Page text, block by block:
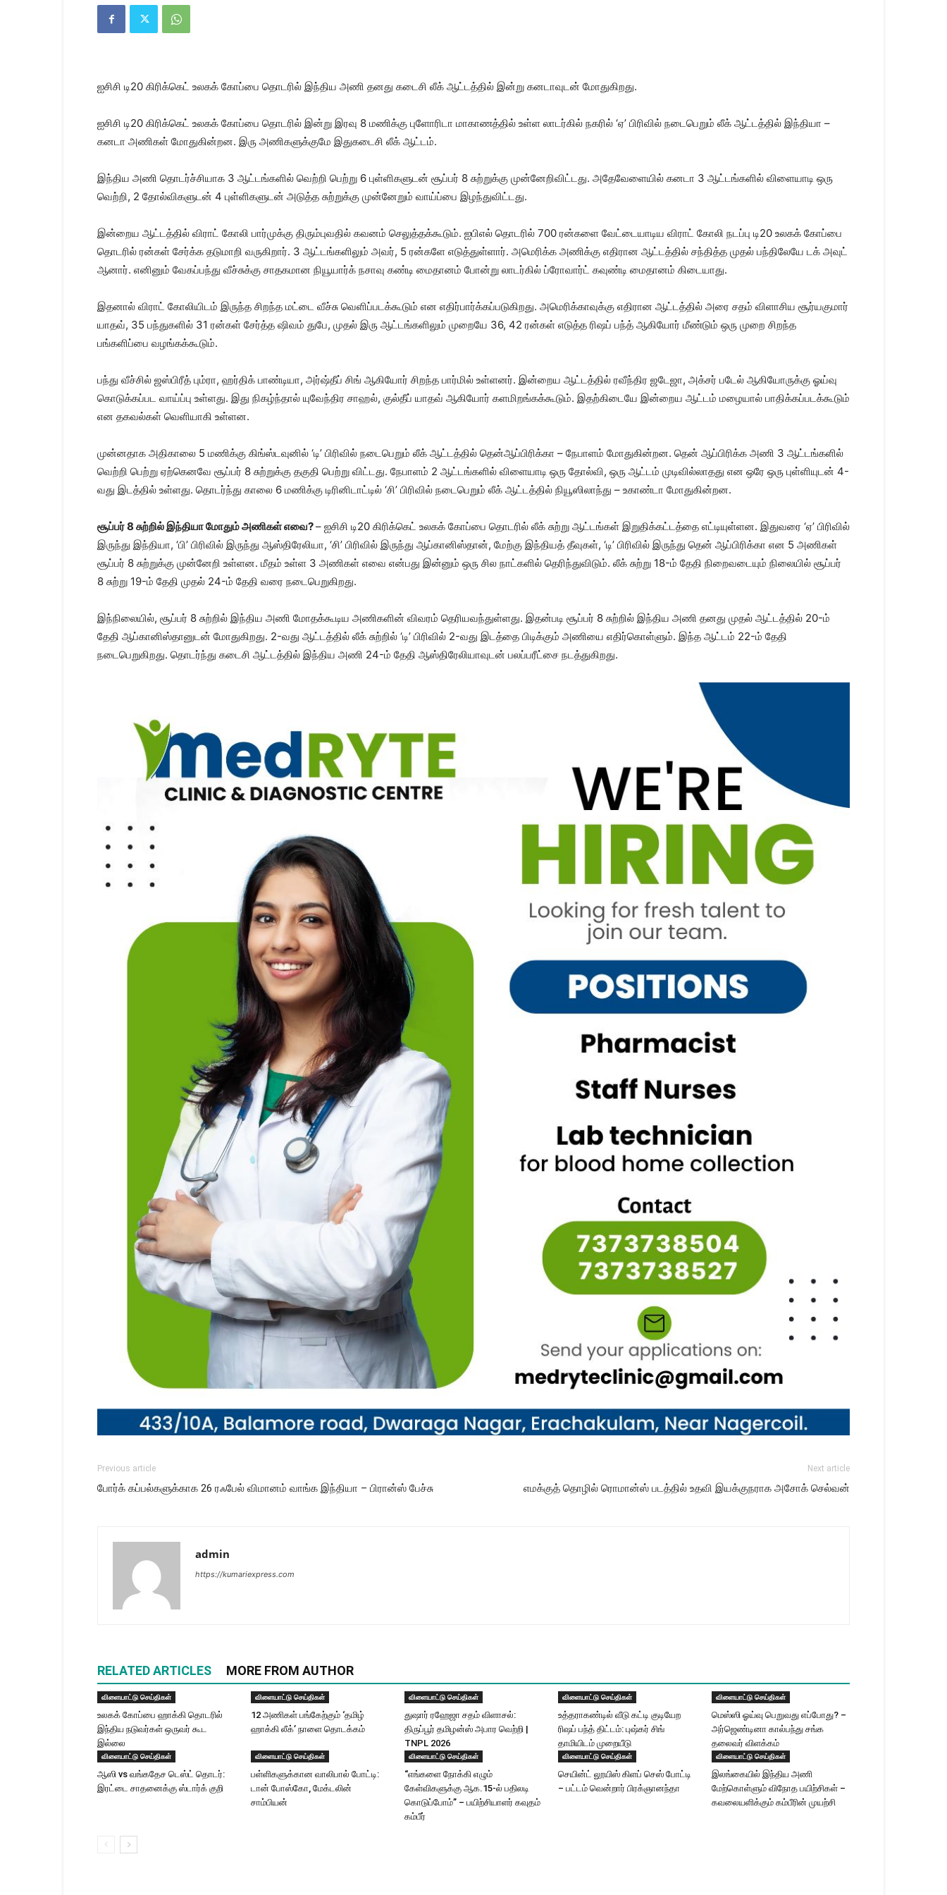
|
News
ஐசிசி டி20 கிரிக்கெட் உலகக் கோப்பை தொடரில் இந்திய அணி தனது கடைசி லீக் ஆட்டத்தில் இன்று கனடாவுடன் மோதுகிறது.
ஐசிசி டி20 கிரிக்கெட் உலகக் கோப்பை தொடரில் இன்று இரவு 8 மணிக்கு புளோரிடா மாகாணத்தில் உள்ள லாடர்கில் நகரில் ‘ஏ’ பிரிவில் நடைபெறும் லீக் ஆட்டத்தில் இந்தியா –
கனடா அணிகள் மோதுகின்றன. இரு அணிகளுக்குமே இதுகடைசி லீக் ஆட்டம்.
இந்திய அணி தொடர்ச்சியாக 3 ஆட்டங்களில் வெற்றி பெற்று 6 புள்ளிகளுடன் சூப்பர் 8 சுற்றுக்கு முன்னேறிவிட்டது. அதேவேளையில் கனடா 3 ஆட்டங்களில் விளையாடி ஒரு
வெற்றி, 2 தோல்விகளுடன் 4 புள்ளிகளுடன் அடுத்த சுற்றுக்கு முன்னேறும் வாய்ப்பை இழந்துவிட்டது.
இன்றைய ஆட்டத்தில் விராட் கோலி பார்முக்கு திரும்புவதில் கவனம் செலுத்தக்கூடும். ஐபிஎல் தொடரில் 700 ரன்களை வேட்டையாடிய விராட் கோலி நடப்பு டி20 உலகக் கோப்பை
தொடரில் ரன்கள் சேர்க்க தடுமாறி வருகிறார். 3 ஆட்டங்களிலும் அவர், 5 ரன்களே எடுத்துள்ளார். அமெரிக்க அணிக்கு எதிரான ஆட்டத்தில் சந்தித்த முதல் பந்திலேயே டக் அவுட்
ஆனார். எனினும் வேகப்பந்து வீச்சுக்கு சாதகமான நியூயார்க் நசாவு கண்டி மைதானம் போன்று லாடர்கில் ப்ரோவார்ட் கவுண்டி மைதானம் கிடையாது.
இதனால் விராட் கோலியிடம் இருந்த சிறந்த மட்டை வீச்சு வெளிப்படக்கூடும் என எதிர்பார்க்கப்படுகிறது. அமெரிக்காவுக்கு எதிரான ஆட்டத்தில் அரை சதம் விளாசிய சூர்யகுமார்
யாதவ், 35 பந்துகளில் 31 ரன்கள் சேர்த்த ஷிவம் துபே, முதல் இரு ஆட்டங்களிலும் முறையே 36, 42 ரன்கள் எடுத்த ரிஷப் பந்த் ஆகியோர் மீண்டும் ஒரு முறை சிறந்த
பங்களிப்பை வழங்கக்கூடும்.
பந்து வீச்சில் ஜஸ்பிரீத் பும்ரா, ஹர்திக் பாண்டியா, அர்ஷ்தீப் சிங் ஆகியோர் சிறந்த பார்மில் உள்ளனர். இன்றைய ஆட்டத்தில் ரவீந்திர ஜடேஜா, அக்சர் படேல் ஆகியோருக்கு ஓய்வு
கொடுக்கப்பட வாய்ப்பு உள்ளது. இது நிகழ்ந்தால் யுவேந்திர சாஹல், குல்தீப் யாதவ் ஆகியோர் களமிறங்கக்கூடும். இதற்கிடையே இன்றைய ஆட்டம் மழையால் பாதிக்கப்படக்கூடும்
என தகவல்கள் வெளியாகி உள்ளன.
முன்னதாக அதிகாலை 5 மணிக்கு கிங்ஸ்டவுனில் ‘டி’ பிரிவில் நடைபெறும் லீக் ஆட்டத்தில் தென்ஆப்பிரிக்கா – நேபாளம் மோதுகின்றன. தென் ஆப்பிரிக்க அணி 3 ஆட்டங்களில்
வெற்றி பெற்று ஏற்கெனவே சூப்பர் 8 சுற்றுக்கு தகுதி பெற்று விட்டது. நேபாளம் 2 ஆட்டங்களில் விளையாடி ஒரு தோல்வி, ஒரு ஆட்டம் முடிவில்லாதது என ஒரே ஒரு புள்ளியுடன் 4-
வது இடத்தில் உள்ளது. தொடர்ந்து காலை 6 மணிக்கு டிரினிடாட்டில் ‘சி’ பிரிவில் நடைபெறும் லீக் ஆட்டத்தில் நியூஸிலாந்து – உகாண்டா மோதுகின்றன.
சூப்பர் 8 சுற்றில் இந்தியா மோதும் அணிகள் எவை?– ஐசிசி டி20 கிரிக்கெட் உலகக் கோப்பை தொடரில் லீக் சுற்று ஆட்டங்கள் இறுதிக்கட்டத்தை எட்டியுள்ளன. இதுவரை ‘ஏ’ பிரிவில்
இருந்து இந்தியா, ‘பி’ பிரிவில் இருந்து ஆஸ்திரேலியா, ‘சி’ பிரிவில் இருந்து ஆப்கானிஸ்தான், மேற்கு இந்தியத் தீவுகள், ‘டி’ பிரிவில் இருந்து தென் ஆப்பிரிக்கா என 5 அணிகள்
சூப்பர் 8 சுற்றுக்கு முன்னேறி உள்ளன. மீதம் உள்ள 3 அணிகள் எவை என்பது இன்னும் ஒரு சில நாட்களில் தெரிந்துவிடும். லீக் சுற்று 18-ம் தேதி நிறைவடையும் நிலையில் சூப்பர்
8 சுற்று 19-ம் தேதி முதல் 24-ம் தேதி வரை நடைபெறுகிறது.
இந்நிலையில், சூப்பர் 8 சுற்றில் இந்திய அணி மோதக்கூடிய அணிகளின் விவரம் தெரியவந்துள்ளது. இதன்படி சூப்பர் 8 சுற்றில் இந்திய அணி தனது முதல் ஆட்டத்தில் 20-ம்
தேதி ஆப்கானிஸ்தானுடன் மோதுகிறது. 2-வது ஆட்டத்தில் லீக் சுற்றில் ‘டி’ பிரிவில் 2-வது இடத்தை பிடிக்கும் அணியை எதிர்கொள்ளும். இந்த ஆட்டம் 22-ம் தேதி
நடைபெறுகிறது. தொடர்ந்து கடைசி ஆட்டத்தில் இந்திய அணி 24-ம் தேதி ஆஸ்திரேலியாவுடன் பலப்பரீட்சை நடத்துகிறது.
Previous article
போர்க் கப்பல்களுக்காக 26 ரஃபேல் விமானம் வாங்க இந்தியா – பிரான்ஸ் பேச்சு
Next article
எமக்குத் தொழில் ரொமான்ஸ் படத்தில் உதவி இயக்குநராக அசோக் செல்வன்
admin
https://kumariexpress.com
RELATED ARTICLES MORE FROM AUTHOR
விளையாட்டு செய்திகள்
உலகக் கோப்பை ஹாக்கி தொடரில்
இந்திய நடுவர்கள் ஒருவர் கூட
இல்லை
விளையாட்டு செய்திகள்
12 அணிகள் பங்கேற்கும் ‘தமிழ்
ஹாக்கி லீக்’ நாளை தொடக்கம்
விளையாட்டு செய்திகள்
துஷார் ரஹேஜா சதம் விளாசல்:
திருப்பூர் தமிழன்ஸ் அபார வெற்றி |
TNPL 2026
விளையாட்டு செய்திகள்
உத்தராகண்டில் வீடு கட்டி குடியேற
ரிஷப் பந்த் திட்டம்: புஷ்கர் சிங்
தாமியிடம் முறையீடு
விளையாட்டு செய்திகள்
மெஸ்ஸி ஓய்வு பெறுவது எப்போது? –
அர்ஜெண்டினா கால்பந்து சங்க
தலைவர் விளக்கம்
விளையாட்டு செய்திகள்
ஆஸி vs வங்கதேச டெஸ்ட் தொடர்:
இரட்டை சாதனைக்கு ஸ்டார்க் குறி
விளையாட்டு செய்திகள்
பள்ளிகளுக்கான வாலிபால் போட்டி:
டான் போஸ்கோ, மேக்டலின்
சாம்பியன்
விளையாட்டு செய்திகள்
“எங்களை நோக்கி எழும்
கேள்விகளுக்கு ஆக.15-ல் பதிலடி
கொடுப்போம்” – பயிற்சியாளர் கவுதம்
கம்பீர்
விளையாட்டு செய்திகள்
செயின்ட் லூயிஸ் கிளப் செஸ் போட்டி
– பட்டம் வென்றார் பிரக்ஞானந்தா
விளையாட்டு செய்திகள்
இலங்கையில் இந்திய அணி
மேற்கொள்ளும் விநோத பயிற்சிகள் –
கவலையளிக்கும் கம்பீரின் முயற்சி